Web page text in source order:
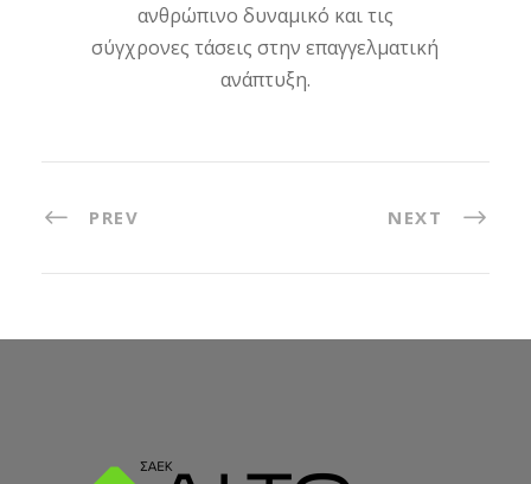
ανθρώπινο δυναμικό και τις
σύγχρονες τάσεις στην επαγγελματική
ανάπτυξη.
PREV NEXT